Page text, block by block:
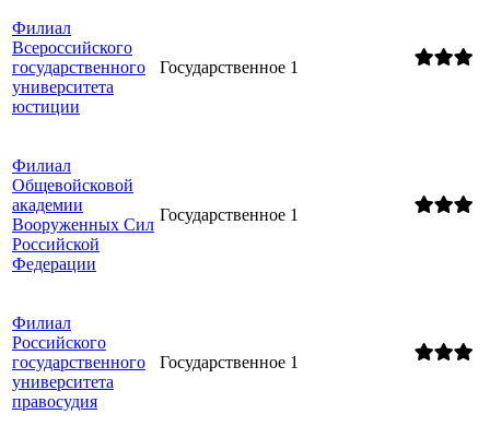
Филиал
Всероссийского
государственного
университета
юстиции
Государственное 1
Филиал
Общевойсковой
академии
Вооруженных Сил
Российской
Федерации
Государственное 1
Филиал
Российского
государственного
университета
правосудия
Государственное 1